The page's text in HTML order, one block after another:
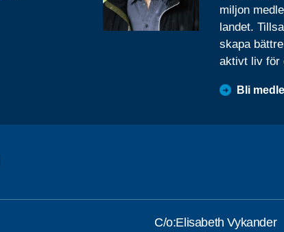
miljon
landet.
skapa
aktivt liv för
Bli
C/o:Elisabeth Vykander